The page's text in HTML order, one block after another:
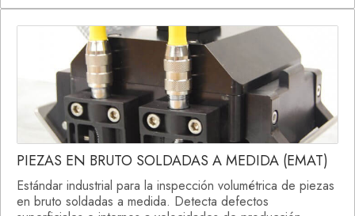
PIEZAS EN BRUTO SOLDADAS A MEDIDA (EMAT)
Estándar industrial para la inspección volumétrica de piezas
en bruto soldadas a medida. Detecta defectos